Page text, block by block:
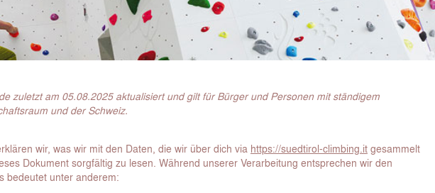
zuletzt am 05.08.2025 aktualisiert und gilt für Bürger und Personen mit ständigem
und der Schweiz.
wir, was wir mit den Daten, die wir über dich via https://suedtirol-climbing.it gesammelt
Dokument sorgfältig zu lesen. Während unserer Verarbeitung entsprechen wir den
bedeutet unter anderem: